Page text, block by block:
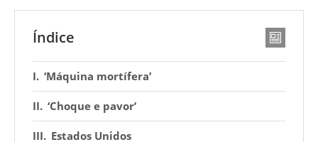
Índice
‘Máquina mortífera’
‘Choque e pavor’
Estados Unidos